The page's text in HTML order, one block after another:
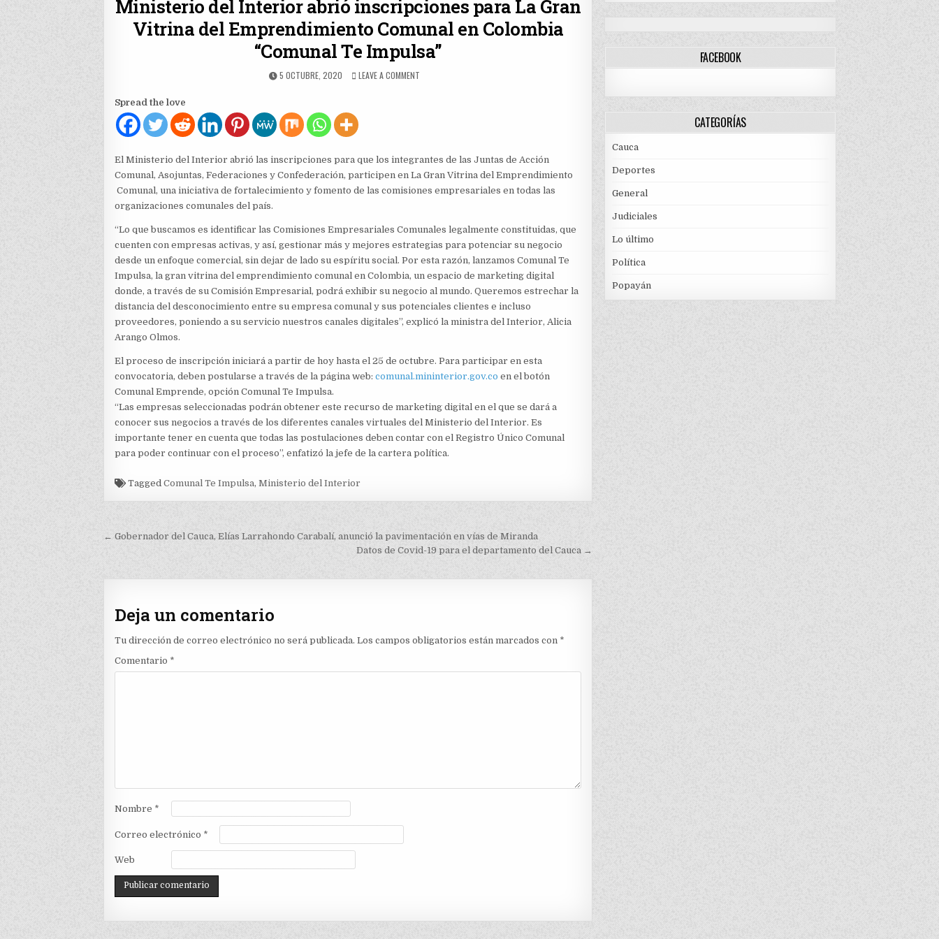
Ministerio del Interior abrió inscripciones para La Gran
Vitrina del Emprendimiento Comunal en Colombia
“Comunal Te Impulsa”
PUBLISHED
5 OCTUBRE, 2020 LEAVE A COMMENT
LA
GRAN
VITRINA
DEL
EN
COLOMBIA
“COMUNAL
TE
IMPULSA”
Spread the love
El Ministerio del Interior abrió las inscripciones para que los integrantes de las Juntas de Acción
Comunal, Asojuntas, Federaciones y Confederación, participen en La Gran Vitrina del Emprendimiento
Comunal, una iniciativa de fortalecimiento y fomento de las comisiones empresariales en todas las
organizaciones comunales del país.
“Lo que buscamos es identificar las Comisiones Empresariales Comunales legalmente constituidas, que
cuenten con empresas activas, y así, gestionar más y mejores estrategias para potenciar su negocio
desde un enfoque comercial, sin dejar de lado su espíritu social. Por esta razón, lanzamos Comunal Te
Impulsa, la gran vitrina del emprendimiento comunal en Colombia, un espacio de marketing digital
donde, a través de su Comisión Empresarial, podrá exhibir su negocio al mundo. Queremos estrechar la
distancia del desconocimiento entre su empresa comunal y sus potenciales clientes e incluso
proveedores, poniendo a su servicio nuestros canales digitales”, explicó la ministra del Interior, Alicia
Arango Olmos.
El proceso de inscripción iniciará a partir de hoy hasta el 25 de octubre. Para participar en esta
convocatoria, deben postularse a través de la página web:comunal.mininterior.gov.co en el botón
Comunal Emprende, opción Comunal Te Impulsa.
“Las empresas seleccionadas podrán obtener este recurso de marketing digital en el que se dará a
conocer sus negocios a través de los diferentes canales virtuales del Ministerio del Interior. Es
importante tener en cuenta que todas las postulaciones deben contar con el Registro Único Comunal
para poder continuar con el proceso”, enfatizó la jefe de la cartera política.
TaggedComunal Te Impulsa,Ministerio del Interior
Navegación
entradas
← Gobernador del Cauca, Elías Larrahondo Carabalí, anunció la pavimentación en vías de Miranda
Datos de Covid-19 para el departamento del Cauca →
Deja un comentario
Tu dirección de correo electrónico no será publicada. Los campos obligatorios están marcados con *
Comentario *
Nombre *
Correo electrónico *
Web
FACEBOOK
CATEGORÍAS
Cauca
Deportes
General
Judiciales
Lo último
Política
Popayán